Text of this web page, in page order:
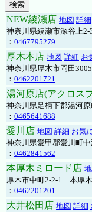
NEW綾瀬店 地図 詳細
神奈川県綾瀬市深谷上2-
： 0467795279
厚木本店 地図 詳細 お
神奈川県厚木市岡田3005
： 0462201721
湯河原店(アクロス
神奈川県足柄下郡湯河
： 0465641688
愛川店 地図 詳細 お気
神奈川県愛甲郡愛川町中
： 0462841562
本厚木ミロード店
厚木市中町2-2-1 本厚
： 0462201201
大井松田店 地図 詳細